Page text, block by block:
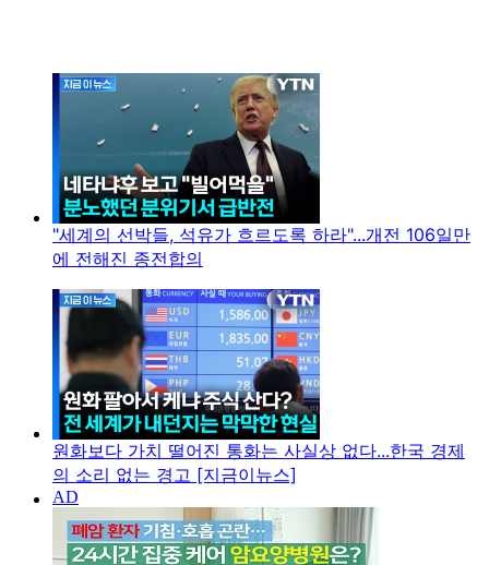
"세계의 선박들, 석유가 흐르도록 하라"...개전 106일만
에 전해진 종전합의
원화보다 가치 떨어진 통화는 사실상 없다...한국 경제
의 소리 없는 경고 [지금이뉴스]